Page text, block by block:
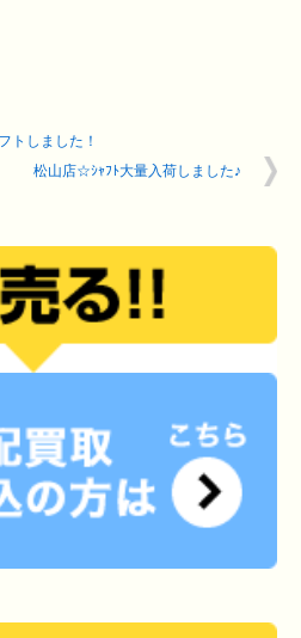
トしました！
松山店☆ｼｬﾌﾄ大量入荷しました♪